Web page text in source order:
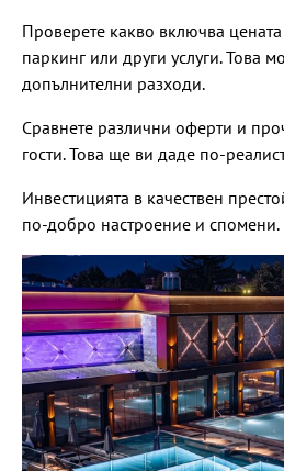
Проверете какво включва цената
паркинг или други услуги. Това
допълнителни разходи.
Сравнете различни оферти и
гости. Това ще ви даде по-
Инвестицията в качествен
по-добро настроение и спомени.